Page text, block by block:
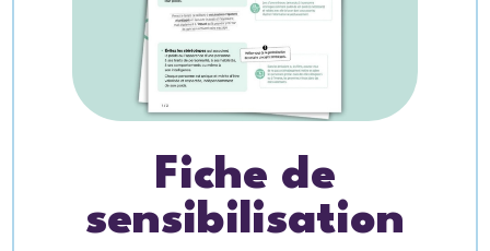
Fiche de
sensibilisation